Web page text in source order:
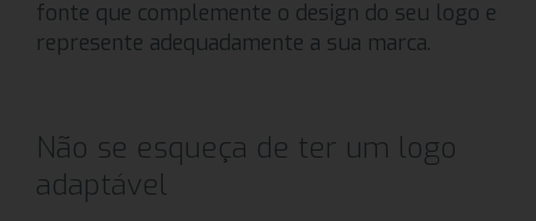
fonte que complemente o design do seu logo e
represente adequadamente a sua marca.
Não se esqueça de ter um logo
adaptável